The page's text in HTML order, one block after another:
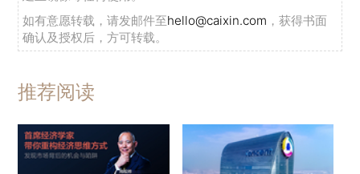
如有意愿转载，请发邮件至hello@caixin.com ，获得书面
确认及授权后，方可转载。
推荐阅读